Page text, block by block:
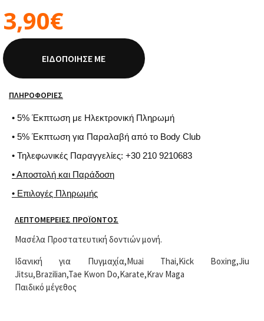
3,90€
ΕΙΔΟΠΟΊΗΣΈ ΜΕ
ΠΛΗΡΟΦΟΡΊΕΣ
• 5% Έκπτωση με Ηλεκτρονική Πληρωμή
• 5% Έκπτωση για Παραλαβή από το Body Club
• Τηλεφωνικές Παραγγελίες: +30 210 9210683
• Αποστολή και Παράδοση
• Επιλογές Πληρωμής
ΛΕΠΤΟΜΈΡΕΙΕΣ ΠΡΟΪΌΝΤΟΣ
Μασέλα Προστατευτική δοντιών μονή.
Ιδανική για Πυγμαχία,Muai Thai,Kick Boxing,Jiu
Jitsu,Brazilian,Tae Kwon Do,Karate,Krav Maga
Παιδικό μέγεθος